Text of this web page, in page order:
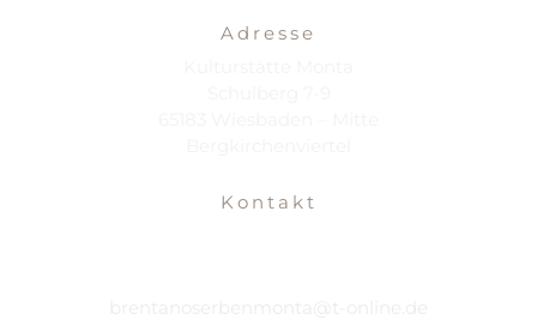
Adresse
Kontakt